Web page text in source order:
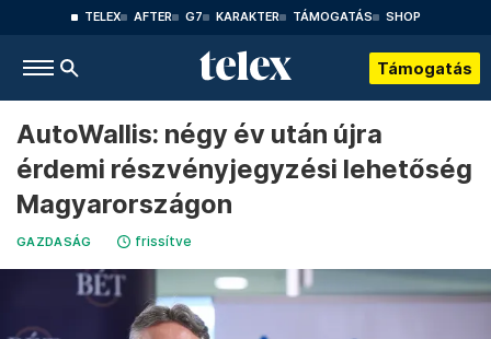
TELEX AFTER G7 KARAKTER TÁMOGATÁS SHOP
Támogatás
AutoWallis: négy év után újra
érdemi részvényjegyzési lehetőség
Magyarországon
GAZDASÁG frissítve